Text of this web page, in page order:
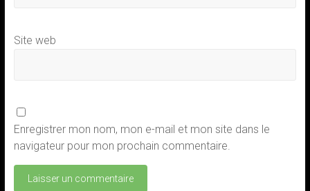
Site web
Enregistrer mon nom, mon e-mail et mon site dans le
navigateur pour mon prochain commentaire.